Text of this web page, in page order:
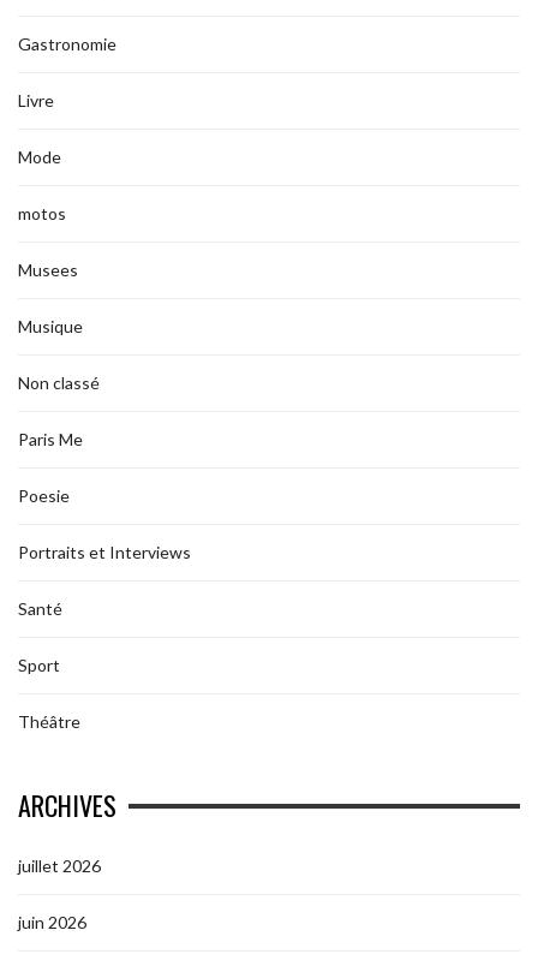
Gastronomie
Livre
Mode
motos
Musees
Musique
Non classé
Paris Me
Poesie
Portraits et Interviews
Santé
Sport
Théâtre
ARCHIVES
juillet 2026
juin 2026